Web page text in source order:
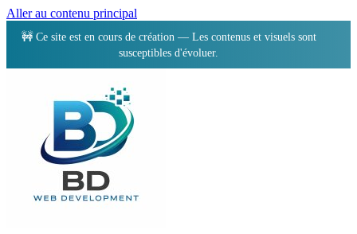
Aller au contenu principal
🚧 Ce site est en cours de création — Les contenus et visuels sont
susceptibles d'évoluer.